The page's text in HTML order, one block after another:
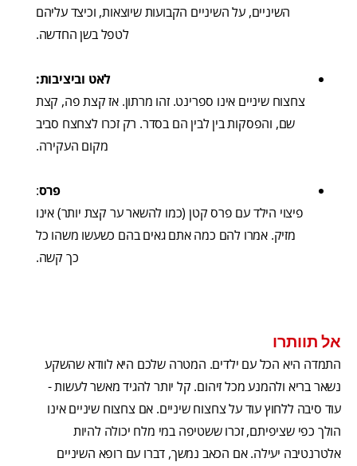
השיניים, על השיניים הקבועות שיוצאות, וכיצד עליהם
לטפל בשן החדשה.
לאט וביציבות:
צחצוח שיניים אינו ספרינט. זהו מרתון. אז קצת פה, קצת
שם, והפסקות בין לבין הם בסדר. רק זכרו לצחצח סביב
מקום העקירה.
פרס:
פיצוי הילד עם פרס קטן (כמו להשאר ער קצת יותר) אינו
מזיק. אמרו להם כמה אתם גאים בהם כשעשו משהו כל
כך קשה.
אל תוותרו
התמדה היא הכל עם ילדים. המטרה שלכם היא לוודא שהשקע
נשאר בריא ולהמנע מכל זיהום. קל יותר להגיד מאשר לעשות -
עוד סיבה ללחוץ עוד על צחצוח שיניים. אם צחצוח שיניים אינו
הולך כפי שציפיתם, זכרו ששטיפה במי מלח יכולה להיות
אלטרנטיבה יעילה. אם הכאב נמשך, דברו עם רופא השיניים